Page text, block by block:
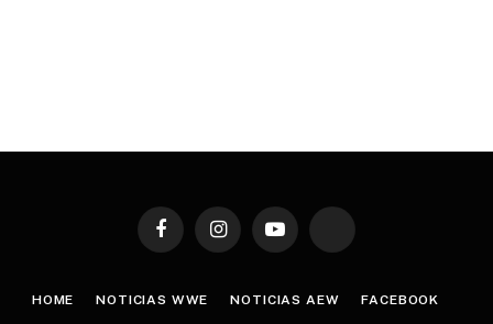
FacebookInstagramYouTube TikTok
HOME NOTICIAS WWE NOTICIAS AEW FACEBOOK